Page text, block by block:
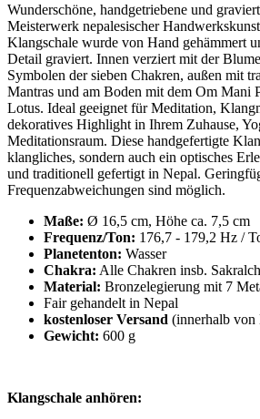
Wunderschöne, handgetriebene und
Meisterwerk nepalesischer
Klangschale wurde von Hand gehämmert
Detail graviert. Innen verziert mit der
Symbolen der sieben Chakren, außen mit
Mantras und am Boden mit dem Om Mani
Lotus. Ideal geeignet für Meditation,
dekoratives Highlight in Ihrem Zuhause,
Meditationsraum. Diese handgefertigte
klangliches, sondern auch ein optisches
und traditionell gefertigt in Nepal.
Frequenzabweichungen sind möglich.
Maße: Ø 16,5 cm, Höhe ca. 7,5 cm
Frequenz/Ton: 176,7 - 179,2 Hz /
Planetenton: Wasser
Chakra: Alle Chakren insb.
Material: Bronzelegierung mit 7
Fair gehandelt in Nepal
kostenloser Versand (innerhalb von
Gewicht: 600 g
Klangschale anhören: